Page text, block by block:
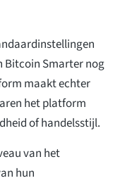
Bitcoin Smarter nog
maakt echter
het platform
of handelsstijl.
van het
hun